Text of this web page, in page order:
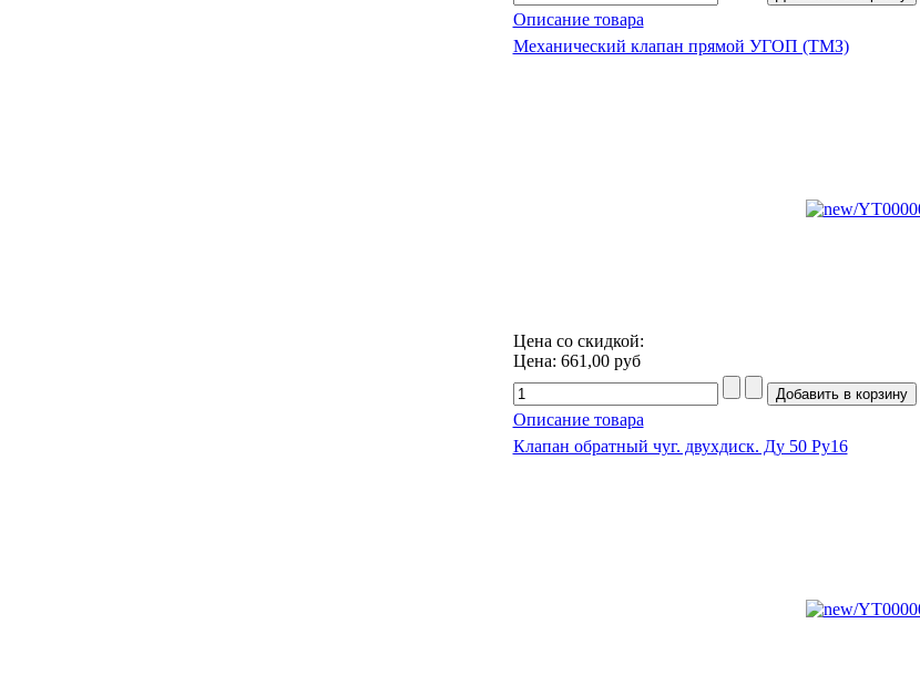
Описание товара
Механический клапан прямой УГОП (ТМЗ)
Цена со скидкой:
Цена: 661,00 руб
Описание товара
Клапан обратный чуг. двухдиск. Ду 50 Ру16